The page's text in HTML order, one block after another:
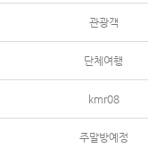
관광객
단체여행
kmr08
주말방예정